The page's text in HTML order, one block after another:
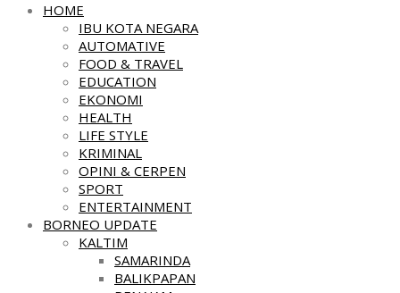
HOME
IBU KOTA NEGARA
AUTOMATIVE
FOOD & TRAVEL
EDUCATION
EKONOMI
HEALTH
LIFE STYLE
KRIMINAL
OPINI & CERPEN
SPORT
ENTERTAINMENT
BORNEO UPDATE
KALTIM
SAMARINDA
BALIKPAPAN